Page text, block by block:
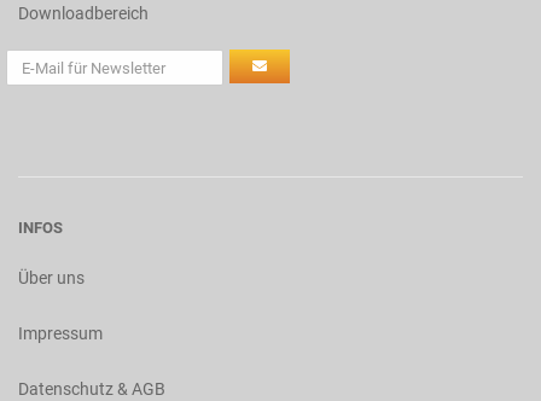
Downloadbereich
INFOS
Über uns
Impressum
Datenschutz & AGB